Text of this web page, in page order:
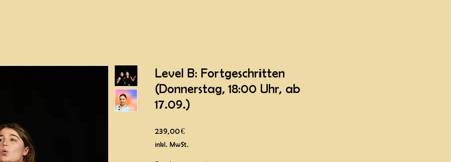
Level B: Fortgeschritten
(Donnerstag, 18:00 Uhr, ab
17.09.)
239,00 €Preis
inkl. MwSt.